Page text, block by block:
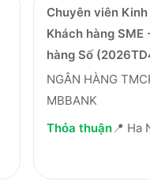
Chuyên viên
Khách hàng SME
hàng Số
NGÂN HÀNG
MBBANK
Thỏa thuận📍 Ha